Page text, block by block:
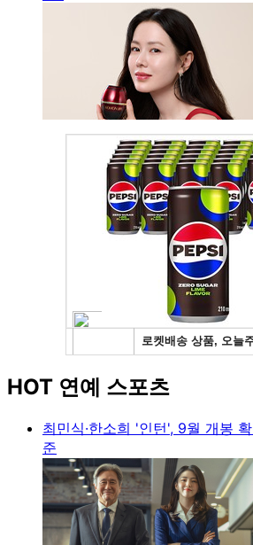
HOT 연예 스포츠
최민식·한소희 '인턴', 9월 개봉
준